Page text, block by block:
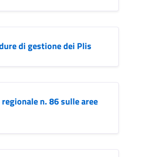
di gestione dei Plis
regionale n. 86 sulle aree